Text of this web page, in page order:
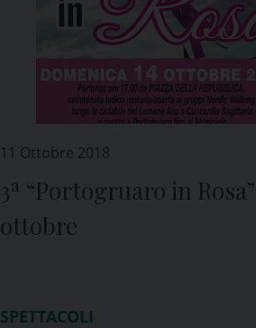
11 Ottobre 2018
3ª “Portogruaro in
ottobre
SPETTACOLI